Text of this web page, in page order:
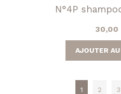
N°4P
30,00
AJOUTER AU
1 2 3